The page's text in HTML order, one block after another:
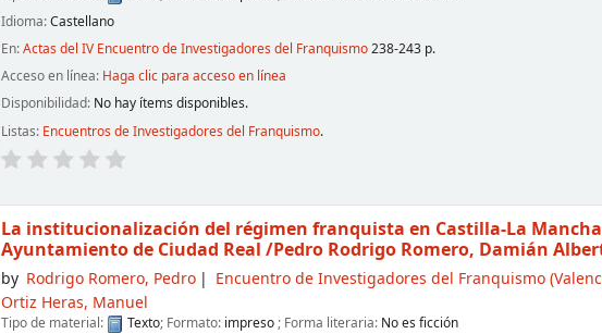
Idioma:Castellano
En:Actas del IV Encuentro de Investigadores del Franquismo238-243 p.
Acceso en línea: Haga clic para acceso en línea
Disponibilidad: No hay ítems disponibles.
Listas: Encuentros de Investigadores del Franquismo.
La institucionalización del régimen franquista en Castilla-La Mancha
Ayuntamiento de Ciudad Real /Pedro Rodrigo Romero, Damián
by Rodrigo Romero, Pedro Encuentro de Investigadores del Franquismo
Ortiz Heras, Manuel
Tipo de material: Texto; Formato: impreso; Forma literaria: No es ficción